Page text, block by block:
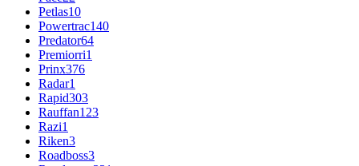
Petlas10
Powertrac140
Predator64
Premiorri1
Prinx376
Radar1
Rapid303
Rauffan123
Razi1
Riken3
Roadboss3